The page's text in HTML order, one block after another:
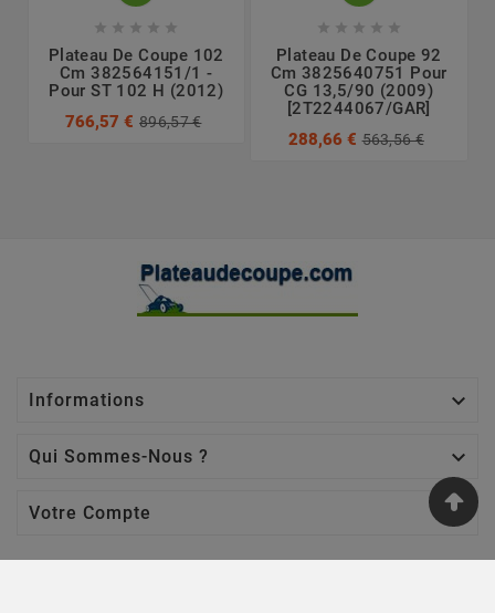
    
Plateau De Coupe 102
Cm 382564151/1 -
Pour ST 102 H (2012)
766,57 € 896,57 €
    
Plateau De Coupe 92
Cm 3825640751 Pour
CG 13,5/90 (2009)
[2T2244067/GAR]
288,66 € 563,56 €
Informations 
Qui Sommes-Nous ? 
Votre Compte 